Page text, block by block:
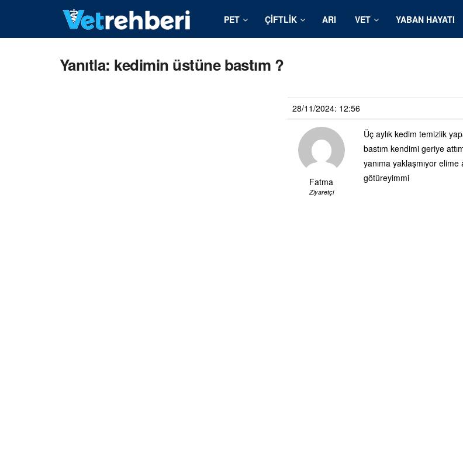
PET ÇIFTLIK ARI VET YABAN HAYATI
Yanıtla: kedimin üstüne bastım ?
28/11/2024: 12:56
Fatma
Ziyaretçi
Üç aylık kedim temizlik
bastım kendimi geriye
yanıma yaklaşmıyor
götüreyimmi